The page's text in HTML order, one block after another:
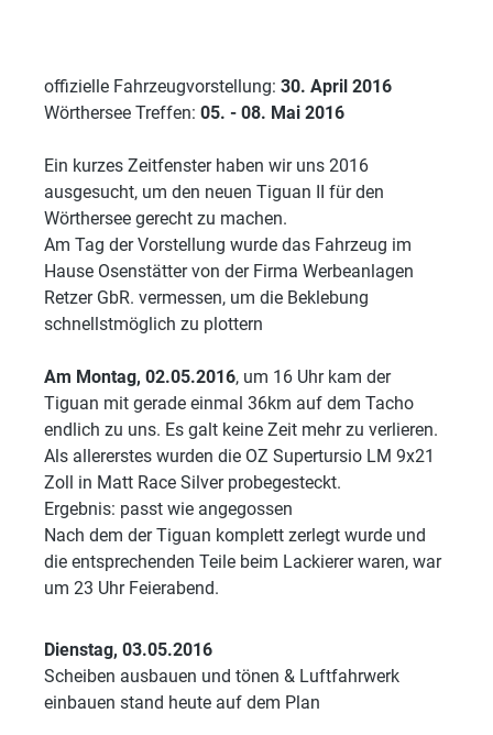
offizielle Fahrzeugvorstellung: 30. April 2016
Wörthersee Treffen: 05. - 08. Mai 2016
Ein kurzes Zeitfenster haben wir uns 2016
ausgesucht, um den neuen Tiguan II für den
Wörthersee gerecht zu machen.
Am Tag der Vorstellung wurde das Fahrzeug im
Hause Osenstätter von der Firma Werbeanlagen
Retzer GbR. vermessen, um die Beklebung
schnellstmöglich zu plottern
Am Montag, 02.05.2016, um 16 Uhr kam der
Tiguan mit gerade einmal 36km auf dem Tacho
endlich zu uns. Es galt keine Zeit mehr zu verlieren.
Als allererstes wurden die OZ Supertursio LM 9x21
Zoll in Matt Race Silver probegesteckt.
Ergebnis: passt wie angegossen
Nach dem der Tiguan komplett zerlegt wurde und
die entsprechenden Teile beim Lackierer waren, war
um 23 Uhr Feierabend.
Dienstag, 03.05.2016
Scheiben ausbauen und tönen & Luftfahrwerk
einbauen stand heute auf dem Plan